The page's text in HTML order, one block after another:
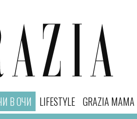
В ОЧИ LIFESTYLE GRAZIA MAMA